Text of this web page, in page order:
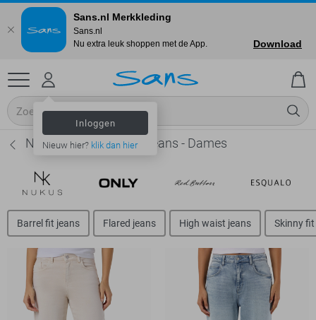
Inloggen
Nieuw hier? klik dan hier
Noisy may Straight fit jeans - Dames
Barrel fit jeans Flared jeans High waist jeans Skinny
Sans.nl Merkkleding
Sans.nl
Nu extra leuk shoppen met de App.
Download